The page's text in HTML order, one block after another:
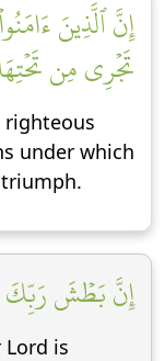
إِنَّ ٱلَّذِينَ
تَجۡرِي مِن
righteous
under which
إِنَّ بَطۡشَ رَبِّكَ
is